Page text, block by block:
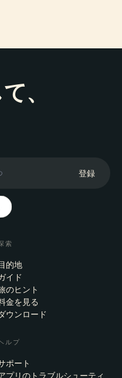
、
登録
索
的地
イド
のヒント
金を見る
ウンロード
ルプ
ポート
プリのトラブルシューティ